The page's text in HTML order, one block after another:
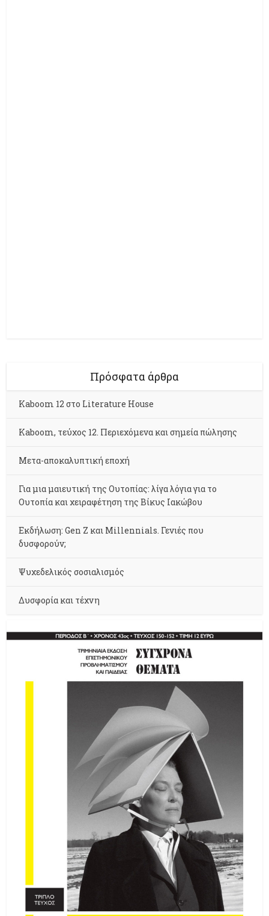
Πρόσφατα άρθρα
Kaboom 12 στο Literature House
Kaboom, τεύχος 12. Περιεχόμενα και σημεία πώλησης
Μετα-αποκαλυπτική εποχή
Για μια μαιευτική της Ουτοπίας: λίγα λόγια για το
Ουτοπία και χειραφέτηση της Βίκυς Ιακώβου
Εκδήλωση: Gen Z και Millennials. Γενιές που
δυσφορούν;
Ψυχεδελικός σοσιαλισμός
Δυσφορία και τέχνη